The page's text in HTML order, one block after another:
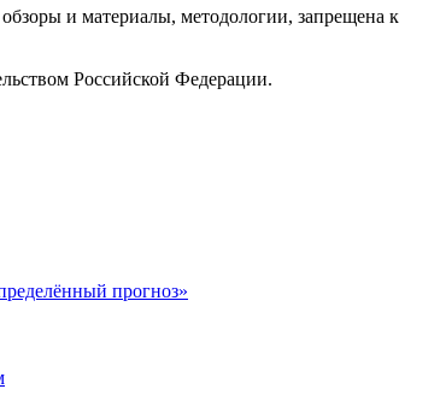
и материалы, методологии, запрещена к
Российской Федерации.
прогноз»